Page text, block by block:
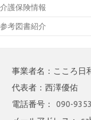
介護保険情報
参考図書紹介
事業者名：こころ日
代表者：西澤優佑
電話番号：
090-